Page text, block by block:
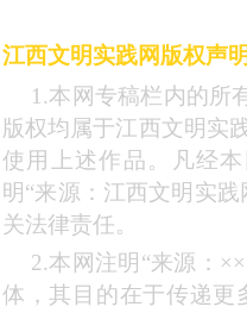
江西文明实践网版权声明
1.本网专稿栏内的所
版权均属于江西文明实
使用上述作品。凡经
明“来源：江西文明实
关法律责任。
2.本网注明“来源：
体，其目的在于传递更